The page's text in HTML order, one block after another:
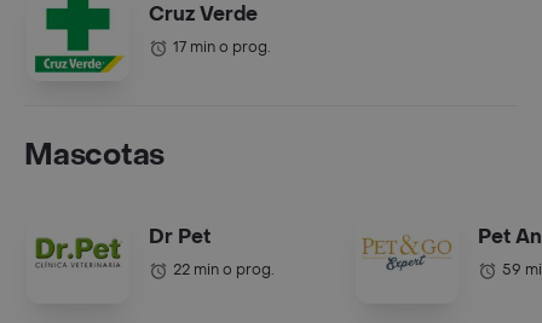
Cruz Verde
17 min o prog.
Mascotas
Dr Pet
22 min o prog.
Pet
59